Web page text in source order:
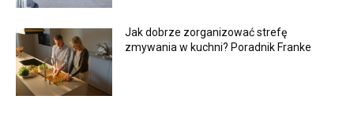
Jak dobrze zorganizować strefę
zmywania w kuchni? Poradnik Franke